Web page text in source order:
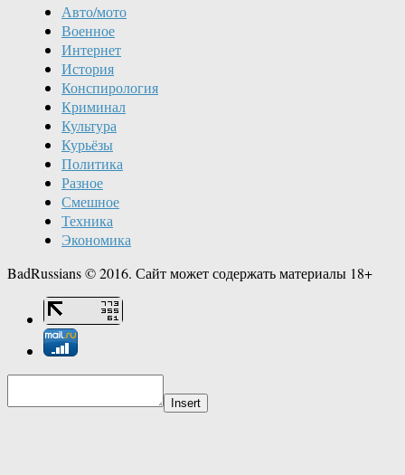
Авто/мото
Военное
Интернет
История
Конспирология
Криминал
Культура
Курьёзы
Политика
Разное
Смешное
Техника
Экономика
BadRussians © 2016. Сайт может содержать материалы 18+
Insert